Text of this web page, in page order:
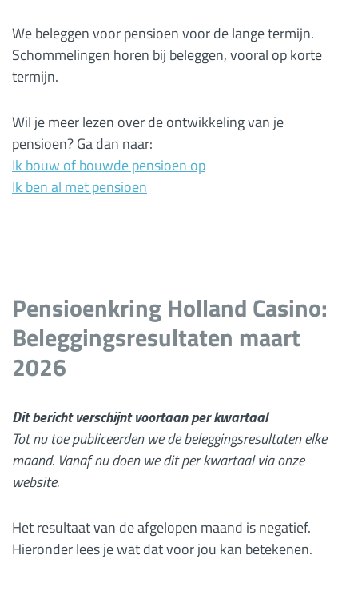
We beleggen voor pensioen voor de lange termijn.
Schommelingen horen bij beleggen, vooral op korte
termijn.
Wil je meer lezen over de ontwikkeling van je
pensioen? Ga dan naar:
Ik bouw of bouwde pensioen op
Ik ben al met pensioen
Pensioenkring Holland Casino:
Beleggingsresultaten maart
2026
Dit bericht verschijnt voortaan per kwartaal
Tot nu toe publiceerden we de beleggingsresultaten elke
maand. Vanaf nu doen we dit per kwartaal via onze
website.
Het resultaat van de afgelopen maand is negatief.
Hieronder lees je wat dat voor jou kan betekenen.